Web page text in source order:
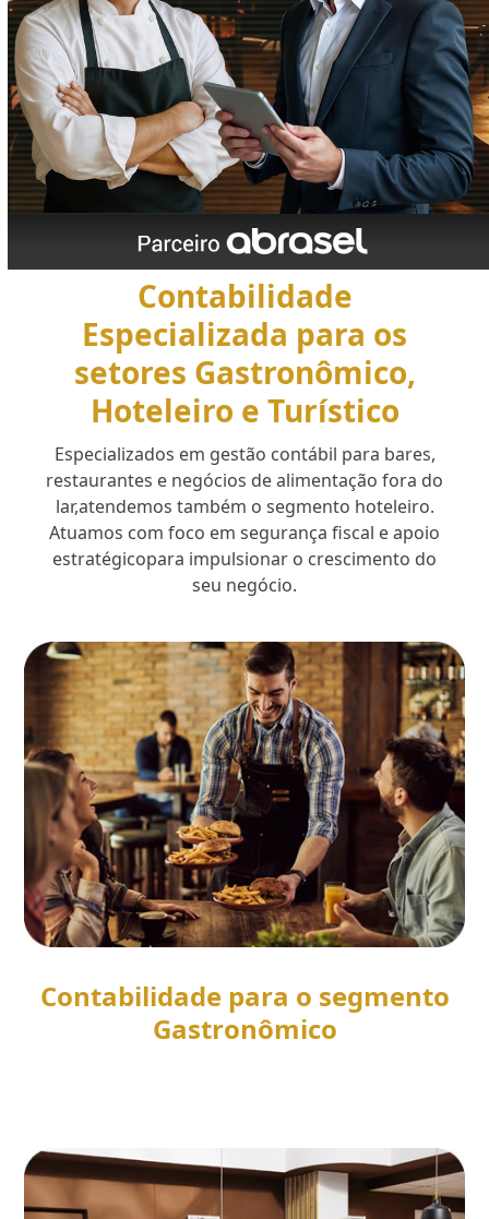
Contabilidade
Especializada para os
setores Gastronômico,
Hoteleiro e Turístico
Especializados em gestão contábil para bares,
restaurantes e negócios de alimentação fora do
lar,atendemos também o segmento hoteleiro.
Atuamos com foco em segurança fiscal e apoio
estratégicopara impulsionar o crescimento do
seu negócio.
Contabilidade para o segmento
Gastronômico